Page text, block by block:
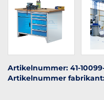
Artikelnummer: 41-
Artikelnummer